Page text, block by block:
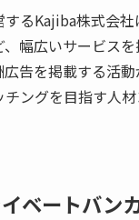
るKajiba株式会
幅広いサービス
告を掲載する活
ングを目指す人
ベートバン